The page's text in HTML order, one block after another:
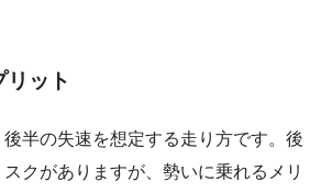
リット
半の失速を想定する走り方です。後
クがありますが、勢いに乗れるメリ